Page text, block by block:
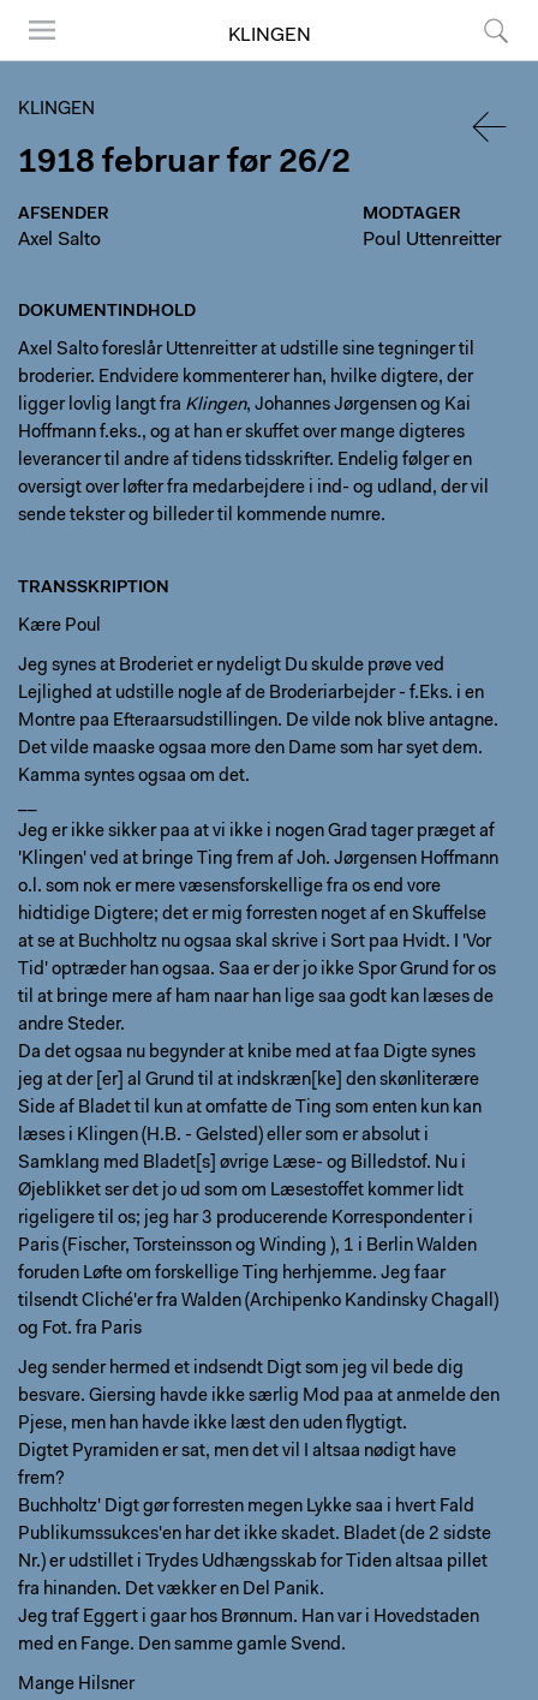
KLINGEN
KLINGEN
1918 februar før 26/2
AFSENDER
Axel Salto
MODTAGER
Poul Uttenreitter
DOKUMENTINDHOLD
Axel Salto foreslår Uttenreitter at udstille sine tegninger til
broderier. Endvidere kommenterer han, hvilke digtere, der
ligger lovlig langt fra Klingen, Johannes Jørgensen og Kai
Hoffmann f.eks., og at han er skuffet over mange digteres
leverancer til andre af tidens tidsskrifter. Endelig følger en
oversigt over løfter fra medarbejdere i ind- og udland, der vil
sende tekster og billeder til kommende numre.
TRANSSKRIPTION
Kære Poul
Jeg synes at Broderiet er nydeligt Du skulde prøve ved
Lejlighed at udstille nogle af de Broderiarbejder - f.Eks. i en
Montre paa Efteraarsudstillingen. De vilde nok blive antagne.
Det vilde maaske ogsaa more den Dame som har syet dem.
Kamma syntes ogsaa om det.
Jeg er ikke sikker paa at vi ikke i nogen Grad tager præget af
'Klingen' ved at bringe Ting frem af Joh. Jørgensen Hoffmann
o.l. som nok er mere væsensforskellige fra os end vore
hidtidige Digtere; det er mig forresten noget af en Skuffelse
at se at Buchholtz nu ogsaa skal skrive i Sort paa Hvidt. I 'Vor
Tid' optræder han ogsaa. Saa er der jo ikke Spor Grund for os
til at bringe mere af ham naar han lige saa godt kan læses de
andre Steder.
Da det ogsaa nu begynder at knibe med at faa Digte synes
jeg at der [er] al Grund til at indskræn[ke] den skønliterære
Side af Bladet til kun at omfatte de Ting som enten kun kan
læses i Klingen (H.B. - Gelsted) eller som er absolut i
Samklang med Bladet[s] øvrige Læse- og Billedstof. Nu i
Øjeblikket ser det jo ud som om Læsestoffet kommer lidt
rigeligere til os; jeg har 3 producerende Korrespondenter i
Paris (Fischer, Torsteinsson og Winding ), 1 i Berlin Walden
foruden Løfte om forskellige Ting herhjemme. Jeg faar
tilsendt Cliché'er fra Walden (Archipenko Kandinsky Chagall)
og Fot. fra Paris
Jeg sender hermed et indsendt Digt som jeg vil bede dig
besvare. Giersing havde ikke særlig Mod paa at anmelde den
Pjese, men han havde ikke læst den uden flygtigt.
Digtet Pyramiden er sat, men det vil I altsaa nødigt have
frem?
Buchholtz' Digt gør forresten megen Lykke saa i hvert Fald
Publikumssukces'en har det ikke skadet. Bladet (de 2 sidste
Nr.) er udstillet i Trydes Udhængsskab for Tiden altsaa pillet
fra hinanden. Det vækker en Del Panik.
Jeg traf Eggert i gaar hos Brønnum. Han var i Hovedstaden
med en Fange. Den samme gamle Svend.
Mange Hilsner